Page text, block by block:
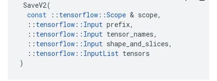
SaveV2(
const
:: tensorflow ::Scope & scope,
:: tensorflow :: Input prefix,
:: tensorflow :: Input tensor_names,
:: tensorflow :: Input shape_and_slices,
:: tensorflow :: InputList tensors
)